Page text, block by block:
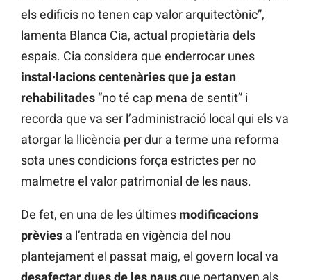
els edificis no tenen cap valor arquitectònic”,
lamenta Blanca Cia, actual propietària dels
espais. Cia considera que enderrocar unes
instal·lacions centenàries que ja estan
rehabilitades “no té cap mena de sentit” i
recorda que va ser l’administració local qui els va
atorgar la llicència per dur a terme una reforma
sota unes condicions força estrictes per no
malmetre el valor patrimonial de les naus.
De fet, en una de les últimes modificacions
prèvies a l’entrada en vigència del nou
plantejament el passat maig, el govern local va
desafectar dues de les nausque pertanyen als